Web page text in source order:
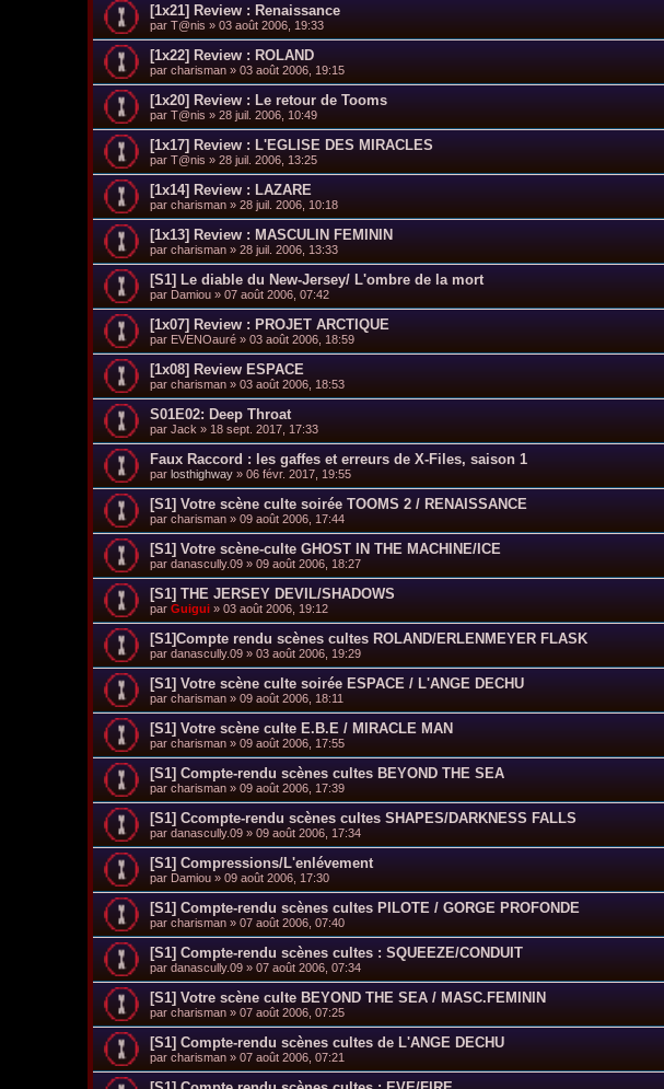
[1x21] Review : Renaissance
par T@nis » 03 août 2006, 19:33
[1x22] Review : ROLAND
par charisman » 03 août 2006, 19:15
[1x20] Review : Le retour de Tooms
par T@nis » 28 juil. 2006, 10:49
[1x17] Review : L'EGLISE DES MIRACLES
par T@nis » 28 juil. 2006, 13:25
[1x14] Review : LAZARE
par charisman » 28 juil. 2006, 10:18
[1x13] Review : MASCULIN FEMININ
par charisman » 28 juil. 2006, 13:33
[S1] Le diable du New-Jersey/ L'ombre de la mort
par Damiou » 07 août 2006, 07:42
[1x07] Review : PROJET ARCTIQUE
par EVENOauré » 03 août 2006, 18:59
[1x08] Review ESPACE
par charisman » 03 août 2006, 18:53
S01E02: Deep Throat
par Jack » 18 sept. 2017, 17:33
Faux Raccord : les gaffes et erreurs de X-Files, saison 1
par losthighway » 06 févr. 2017, 19:55
[S1] Votre scène culte soirée TOOMS 2 / RENAISSANCE
par charisman » 09 août 2006, 17:44
[S1] Votre scène-culte GHOST IN THE MACHINE/ICE
par danascully.09 » 09 août 2006, 18:27
[S1] THE JERSEY DEVIL/SHADOWS
par Guigui » 03 août 2006, 19:12
[S1]Compte rendu scènes cultes ROLAND/ERLENMEYER FLASK
par danascully.09 » 03 août 2006, 19:29
[S1] Votre scène culte soirée ESPACE / L'ANGE DECHU
par charisman » 09 août 2006, 18:11
[S1] Votre scène culte E.B.E / MIRACLE MAN
par charisman » 09 août 2006, 17:55
[S1] Compte-rendu scènes cultes BEYOND THE SEA
par charisman » 09 août 2006, 17:39
[S1] Ccompte-rendu scènes cultes SHAPES/DARKNESS FALLS
par danascully.09 » 09 août 2006, 17:34
[S1] Compressions/L'enlévement
par Damiou » 09 août 2006, 17:30
[S1] Compte-rendu scènes cultes PILOTE / GORGE PROFONDE
par charisman » 07 août 2006, 07:40
[S1] Compte-rendu scènes cultes : SQUEEZE/CONDUIT
par danascully.09 » 07 août 2006, 07:34
[S1] Votre scène culte BEYOND THE SEA / MASC.FEMININ
par charisman » 07 août 2006, 07:25
[S1] Compte-rendu scènes cultes de L'ANGE DECHU
par charisman » 07 août 2006, 07:21